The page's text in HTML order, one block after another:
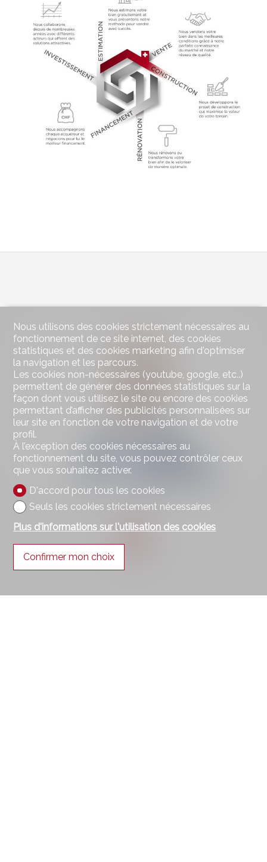
Bertrand Nicod
Directeur
Nous utilisons des cookies strictement nécessaires au
fonctionnement de ce site internet, des cookies
statistiques et des cookies marketing afin d'optimiser
la navigation et les parcours.
Les cookies non-nécessaires (youtube, google, etc..)
permettent de générer des données statistiques sur la
façon dont vous utilisez le site ou encore des cookies
permettant d’afficher des publicités personnalisées sur
leur site en fonction de votre navigation et de votre
profil.
À l’exception des cookies nécessaires au
fonctionnement du site, vous pouvez contrôler ceux
que vous souhaitez activer.
D'accord pour tous les cookies
Seuls les cookies strictement nécessaires
Plus d'informations sur l'utilisation des cookies
Confirmer mon choix